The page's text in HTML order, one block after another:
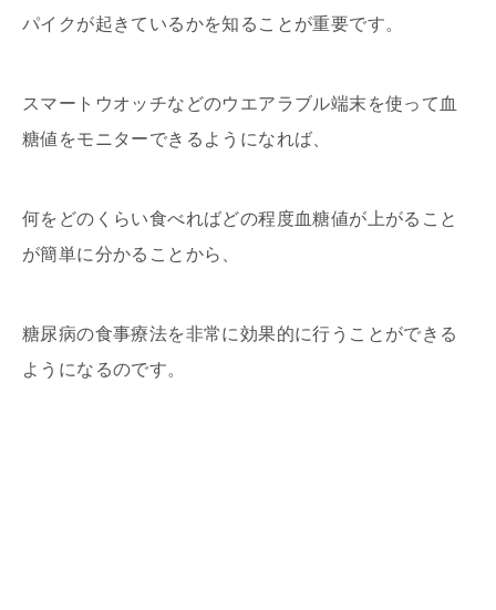
パイクが起きているかを知ることが重要です。
スマートウオッチなどのウエアラブル端末を使って血
糖値をモニターできるようになれば、
何をどのくらい食べればどの程度血糖値が上がること
が簡単に分かることから、
糖尿病の食事療法を非常に効果的に行うことができる
ようになるのです。